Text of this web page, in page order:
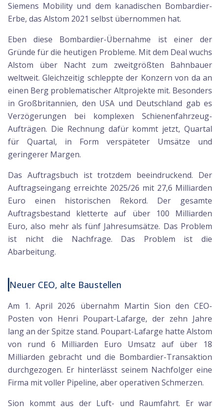
Siemens Mobility und dem kanadischen Bombardier-
Erbe, das Alstom 2021 selbst übernommen hat.
Eben diese Bombardier-Übernahme ist einer der
Gründe für die heutigen Probleme. Mit dem Deal wuchs
Alstom über Nacht zum zweitgrößten Bahnbauer
weltweit. Gleichzeitig schleppte der Konzern von da an
einen Berg problematischer Altprojekte mit. Besonders
in Großbritannien, den USA und Deutschland gab es
Verzögerungen bei komplexen Schienenfahrzeug-
Aufträgen. Die Rechnung dafür kommt jetzt, Quartal
für Quartal, in Form verspäteter Umsätze und
geringerer Margen.
Das Auftragsbuch ist trotzdem beeindruckend. Der
Auftragseingang erreichte 2025/26 mit 27,6 Milliarden
Euro einen historischen Rekord. Der gesamte
Auftragsbestand kletterte auf über 100 Milliarden
Euro, also mehr als fünf Jahresumsätze. Das Problem
ist nicht die Nachfrage. Das Problem ist die
Abarbeitung.
Neuer CEO, alte Baustellen
Am 1. April 2026 übernahm Martin Sion den CEO-
Posten von Henri Poupart-Lafarge, der zehn Jahre
lang an der Spitze stand. Poupart-Lafarge hatte Alstom
von rund 6 Milliarden Euro Umsatz auf über 18
Milliarden gebracht und die Bombardier-Transaktion
durchgezogen. Er hinterlässt seinem Nachfolger eine
Firma mit voller Pipeline, aber operativen Schmerzen.
Sion kommt aus der Luft- und Raumfahrt. Er war